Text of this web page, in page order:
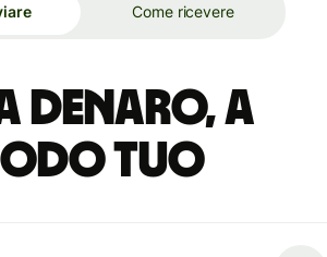
Come ricevere
denaro, a
tuo